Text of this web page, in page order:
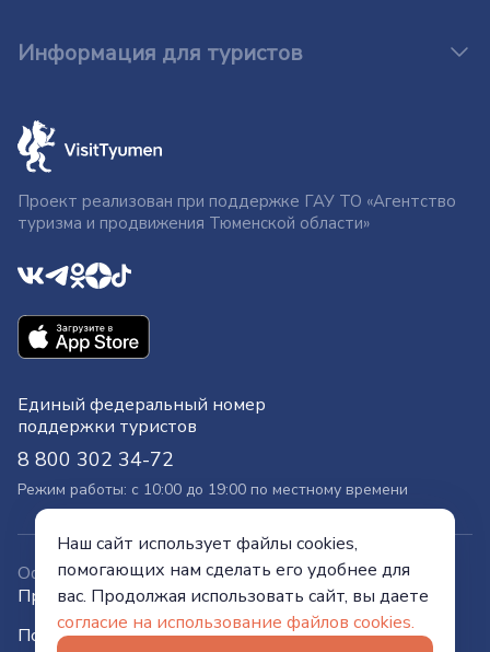
Информация для туристов
Проект реализован при поддержке ГАУ ТО «Агентство
туризма и продвижения Тюменской области»
Единый федеральный номер
поддержки туристов
8 800 302 34-72
Режим работы: с 10:00 до 19:00 по местному времени
Официальный сайт
Правительства Тюменской области
Политика конфиденциальности
Наш сайт использует файлы cookies,
помогающих нам сделать его удобнее для
вас. Продолжая использовать сайт, вы даете
согласие на использование файлов cookies.